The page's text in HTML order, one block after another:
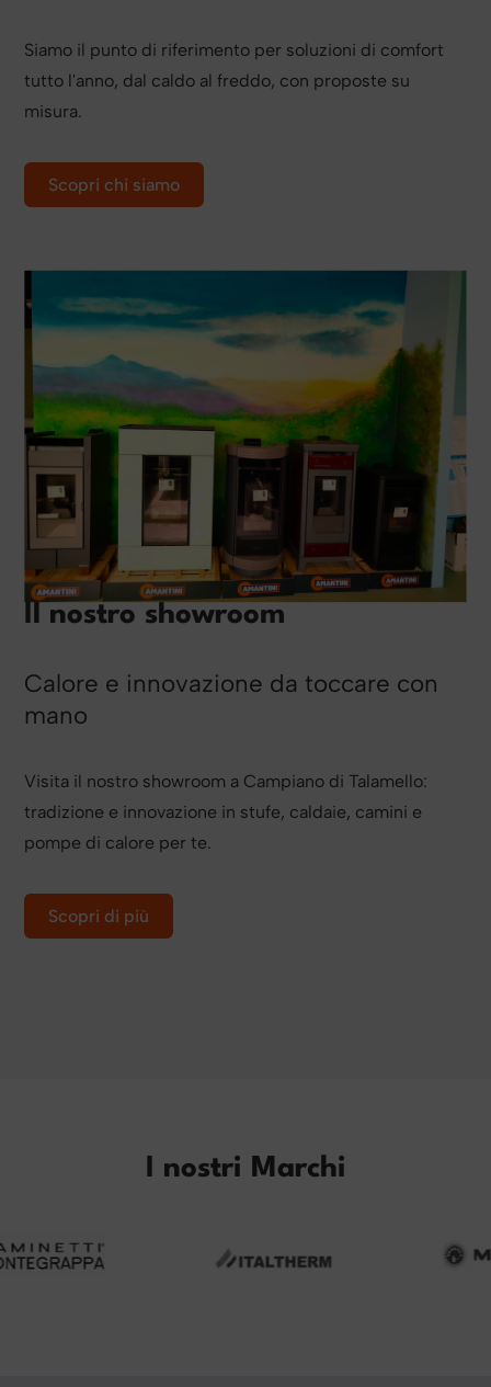
Siamo il punto di riferimento per soluzioni di comfort
tutto l'anno, dal caldo al freddo, con proposte su
misura.
Scopri chi siamo
Il nostro showroom
Calore e innovazione da toccare con
mano
Visita il nostro showroom a Campiano di Talamello:
tradizione e innovazione in stufe, caldaie, camini e
pompe di calore per te.
Scopri di più
I nostri Marchi